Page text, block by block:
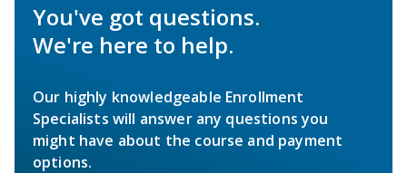
You've got questions.
We're here to help.
Our highly knowledgeable Enrollment
Specialists will answer any questions you
might have about the course and payment
options.